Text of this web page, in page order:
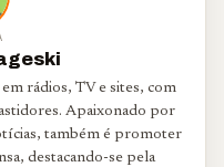
rádios, TV e sites, com
Apaixonado por
também é promoter
destacando-se pela